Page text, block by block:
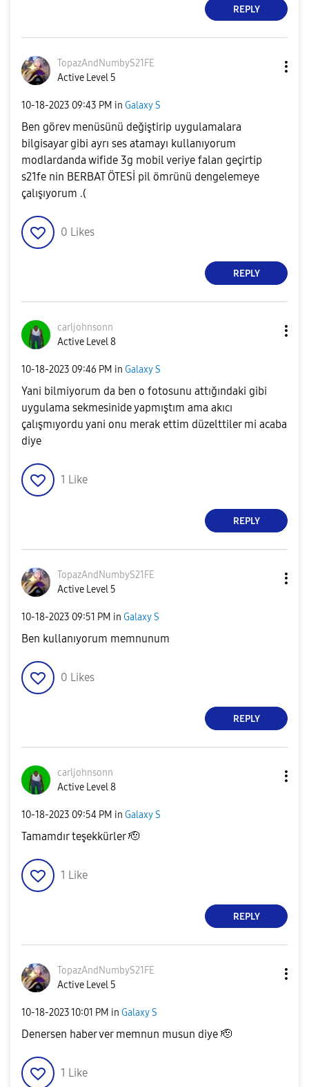
REPLY
TopazAndNumbyS21FE
Active Level 5
‎10-18-2023 09:43 PM in Galaxy S
Ben görev menüsünü değiştirip uygulamalara
bilgisayar gibi ayrı ses atamayı kullanıyorum
modlardanda wifide 3g mobil veriye falan geçirtip
s21fe nin BERBAT ÖTESİ pil ömrünü dengelemeye
çalışıyorum .(
0 Likes
REPLY
carljohnsonn
Active Level 8
‎10-18-2023 09:46 PM in Galaxy S
Yani bilmiyorum da ben o fotosunu attığındaki gibi
uygulama sekmesinide yapmıştım ama akıcı
çalışmıyordu yani onu merak ettim düzelttiler mi acaba
diye
1 Like
REPLY
TopazAndNumbyS21FE
Active Level 5
‎10-18-2023 09:51 PM in Galaxy S
Ben kullanıyorum memnunum
0 Likes
REPLY
carljohnsonn
Active Level 8
‎10-18-2023 09:54 PM in Galaxy S
Tamamdır teşekkürler 🫡
1 Like
REPLY
TopazAndNumbyS21FE
Active Level 5
‎10-18-202310:01 PM in Galaxy S
Denersen haber ver memnun musun diye 🫡
1 Like